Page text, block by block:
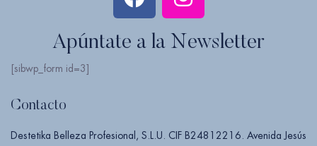
Apúntate a la Newsletter
[sibwp_form id=3]
Contacto
Destetika Belleza Profesional, S.L.U. CIF B24812216. Avenida Jesús